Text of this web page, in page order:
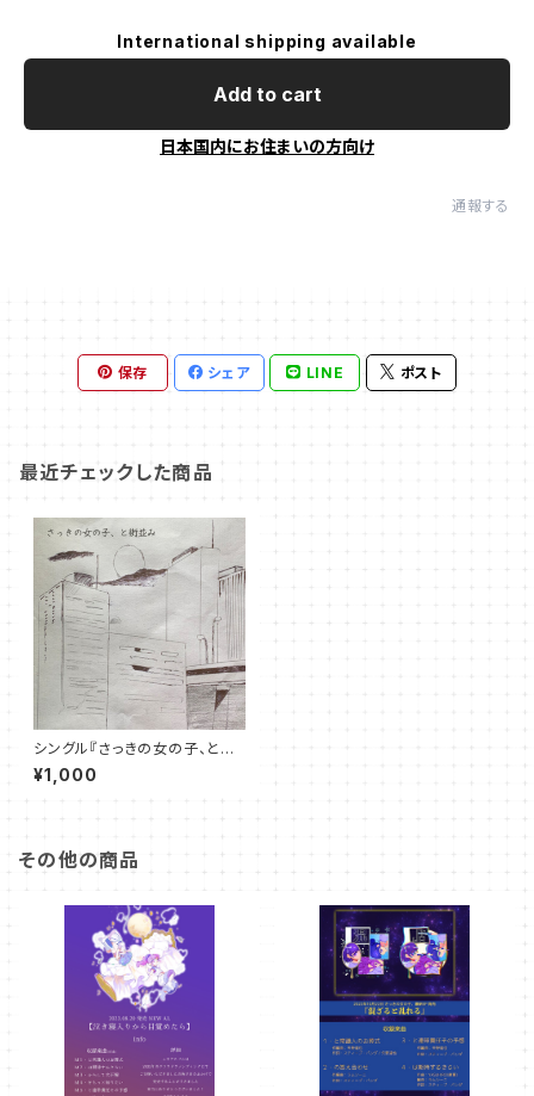
International shipping available
Add to cart
日本国内にお住まいの方向け
通報する
保存 シェア LINE ポスト
最近チェックした商品
シングル『さっきの女の子、と街
並み』
¥1,000
その他の商品